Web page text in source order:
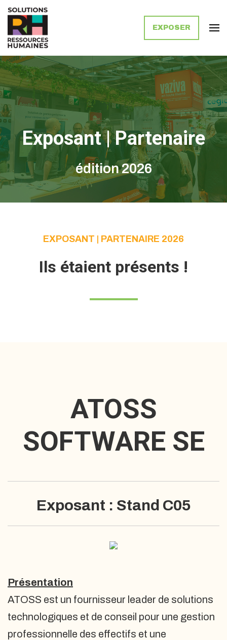
Solutions Ressources Humaines
EXPOSER
Exposant | Partenaire
édition 2026
EXPOSANT | PARTENAIRE 2026
Ils étaient présents !
ATOSS
SOFTWARE SE
Exposant : Stand C05
Présentation
ATOSS est un fournisseur leader de solutions
technologiques et de conseil pour une gestion
professionnelle des effectifs et une